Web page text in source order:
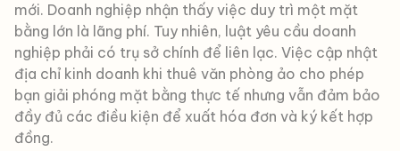
mới. Doanh nghiệp nhận thấy việc duy trì một mặt
bằng lớn là lãng phí. Tuy nhiên, luật yêu cầu doanh
nghiệp phải có trụ sở chính để liên lạc. Việc cập nhật
địa chỉ kinh doanh khi thuê văn phòng ảo cho phép
bạn giải phóng mặt bằng thực tế nhưng vẫn đảm bảo
đầy đủ các điều kiện để xuất hóa đơn và ký kết hợp
đồng.